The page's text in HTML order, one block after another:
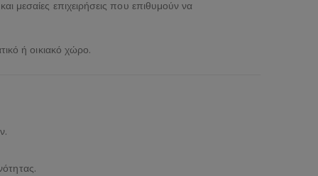
και μεσαίες επιχειρήσεις που επιθυμούν να
ή οικιακό χώρο.